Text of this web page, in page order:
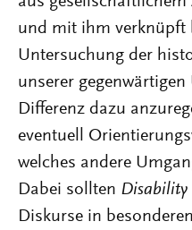
und mit ihm verknüpft
Untersuchung der
unserer
Differenz dazu
eventuell
welches andere
Dabei sollten Disability
Diskurse in